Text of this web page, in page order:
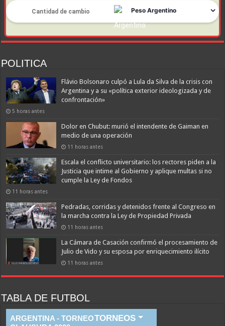
POLITICA
Flávio Bolsonaro culpó a Lula da Silva de la crisis con
Argentina y a su «política exterior ideologizada y de
confrontación»
5 horas antes
Dolor en Chubut: murió el intendente de Gaiman en
medio de una operación
11 horas antes
Escala el conflicto universitario: los rectores piden a la
Justicia que intime al Gobierno y aplique multas si no
cumple la Ley de Fondos
11 horas antes
Pedradas, corridas y detenidos frente al Congreso en
la marcha contra la Ley de Propiedad Privada
11 horas antes
La Cámara de Casación confirmó el procesamiento de
Julio de Vido y su esposa por enriquecimiento ilícito
11 horas antes
TABLA DE FUTBOL